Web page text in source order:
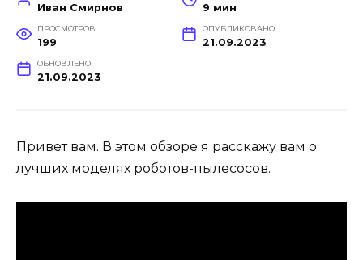
Иван Смирнов 9 мин
ПРОСМОТРОВ
199
ОПУБЛИКОВАНО
21.09.2023
ОБНОВЛЕНО
21.09.2023
Привет вам. В этом обзоре я расскажу вам о
лучших моделях роботов-пылесосов.